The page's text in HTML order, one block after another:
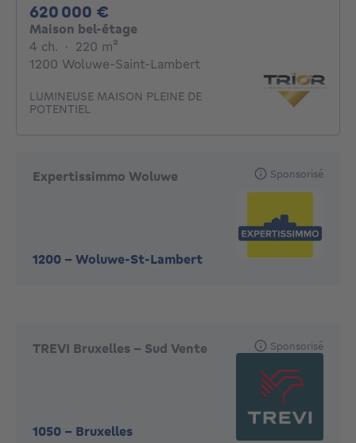
620 000 €
Maison bel-étage
4 ch. 4 chambres
· 220 m²
1200 Woluwe-Saint-Lambert
LUMINEUSE MAISON PLEINE DE
POTENTIEL
Expertissimmo Woluwe
1200 - Woluwe-St-Lambert
Sponsorisé
TREVI Bruxelles - Sud Vente
1050 - Bruxelles
Sponsorisé